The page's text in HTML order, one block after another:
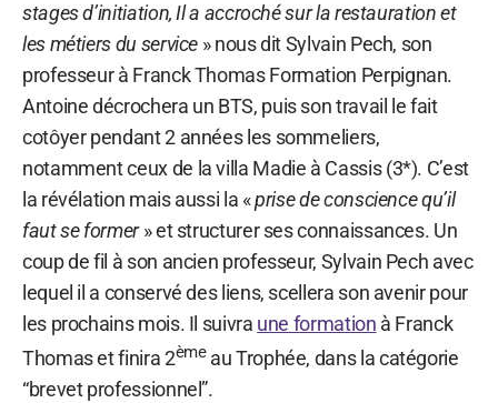
stages d’initiation, Il a accroché sur la restauration et
les métiers du service » nous dit Sylvain Pech, son
professeur à Franck Thomas Formation Perpignan.
Antoine décrochera un BTS, puis son travail le fait
cotôyer pendant 2 années les sommeliers,
notamment ceux de la villa Madie à Cassis (3*). C’est
la révélation mais aussi la «prise de conscience qu’il
faut se former» et structurer ses connaissances. Un
coup de fil à son ancien professeur, Sylvain Pech avec
lequel il a conservé des liens, scellera son avenir pour
les prochains mois. Il suivra une formation à Franck
Thomas et finira 2èmeau Trophée, dans la catégorie
“brevet professionnel”.